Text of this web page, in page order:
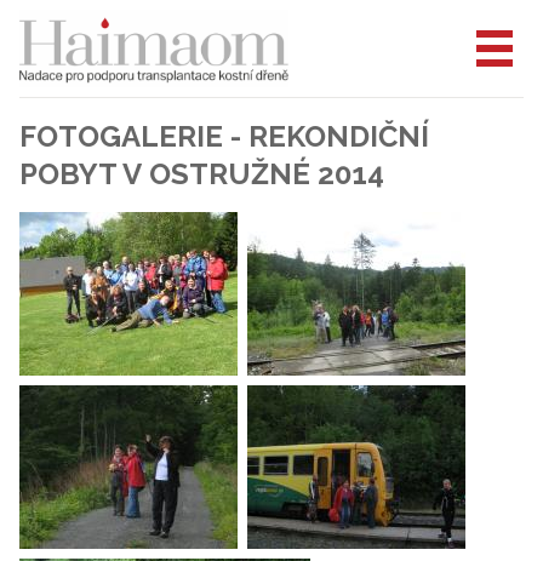
FOTOGALERIE - REKONDIČNÍ
POBYT V OSTRUŽNÉ 2014